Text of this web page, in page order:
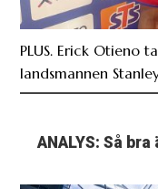
PLUS. Erick Otieno
landsmannen
ANALYS: Så